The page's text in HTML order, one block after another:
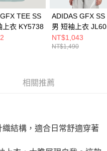
TEE SS
上衣 KY5738
ADIDAS GFX SS
男 短袖上衣
NT$1,043
NT$1,490
相關推薦
結構，適合日常舒適穿著